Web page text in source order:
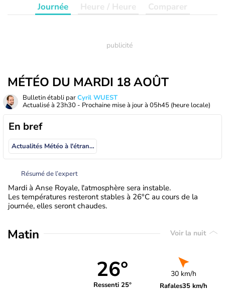
Journée Heure / Heure Comparer
MÉTÉO DU MARDI 18 AOÛT
Bulletin établi parCyril WUEST
Actualisé à 23h30 - Prochaine mise à jour à 05h45 (heure locale)
En bref
Actualités Météo à l'étranger
Résumé de l’expert
Mardi à Anse Royale, l'atmosphère sera instable.
Les températures resteront stables à 26°C au cours de la
journée, elles seront chaudes.
Matin Voir la nuit
26°
Ressenti 25°
30 km/h
Rafales35 km/h